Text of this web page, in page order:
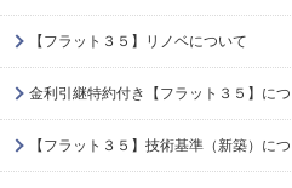
【フラット３５】リノベについて
金利引継特約付き【フラット３５】に
【フラット３５】技術基準（新築）に